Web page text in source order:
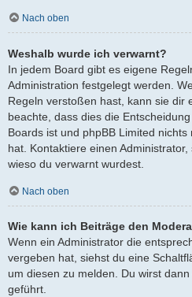
Nach oben
Weshalb wurde ich verwarnt?
In jedem Board gibt es eigene
Administration festgelegt werden.
Regeln verstoßen hast, kann sie dir
beachte, dass dies die
Boards ist und phpBB Limited
hat. Kontaktiere einen
wieso du verwarnt wurdest.
Nach oben
Wie kann ich Beiträge den
Wenn ein Administrator die
vergeben hat, siehst du eine
um diesen zu melden. Du wirst
geführt.